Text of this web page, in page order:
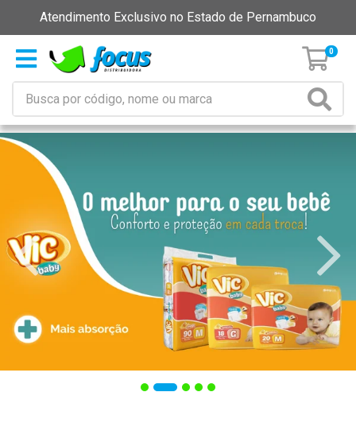
Atendimento Exclusivo no Estado de Pernambuco
0